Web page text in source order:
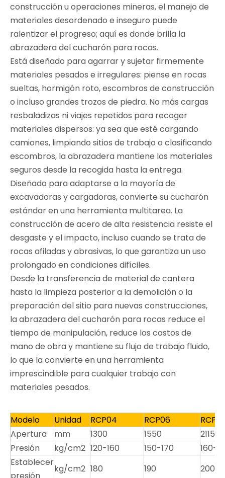
construcción u operaciones mineras, el manejo de
materiales desordenado e inseguro puede
ralentizar el progreso; aquí es donde brilla la
abrazadera del cucharón para rocas.
Está diseñado para agarrar y sujetar firmemente
materiales pesados ​​e irregulares: piense en rocas
sueltas, hormigón roto, escombros de construcción
o incluso grandes trozos de piedra. No más cargas
resbaladizas ni viajes repetidos para recoger
materiales dispersos: ya sea que esté cargando
camiones, limpiando sitios de trabajo o clasificando
escombros, la abrazadera mantiene los materiales
seguros desde la recogida hasta la entrega.
Diseñado para adaptarse a la mayoría de
excavadoras y cargadoras, convierte su cucharón
estándar en una herramienta multitarea. La
construcción de acero de alta resistencia resiste el
desgaste y el impacto, incluso cuando se trata de
rocas afiladas y abrasivas, lo que garantiza un uso
prolongado en condiciones difíciles.
Desde la transferencia de material de cantera
hasta la limpieza posterior a la demolición o la
preparación del sitio para nuevas construcciones,
la abrazadera del cucharón para rocas reduce el
tiempo de manipulación, reduce los costos de
mano de obra y mantiene su flujo de trabajo fluido,
lo que la convierte en una herramienta
imprescindible para cualquier trabajo con
materiales pesados.
Modelo Unidad RCP04 RCP06
Apertura
mm 1300 1550
2115
Presión
kg/cm2 120-160 150-170
160-
Establecer
kg/cm2 180 190 200